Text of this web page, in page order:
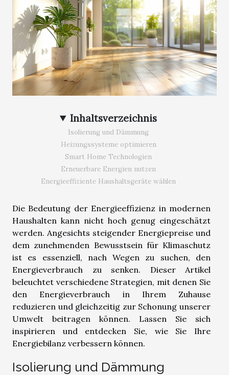
Inhaltsverzeichnis
Isolierung und Dämmung
Heizungssysteme optimieren
Smart Home Technologien
Erneuerbare Energien nutzen
Energieeffiziente Haushaltsgeräte wählen
Die Bedeutung der Energieeffizienz in modernen
Haushalten kann nicht hoch genug eingeschätzt
werden. Angesichts steigender Energiepreise und
dem zunehmenden Bewusstsein für Klimaschutz
ist es essenziell, nach Wegen zu suchen, den
Energieverbrauch zu senken. Dieser Artikel
beleuchtet verschiedene Strategien, mit denen Sie
den Energieverbrauch in Ihrem Zuhause
reduzieren und gleichzeitig zur Schonung unserer
Umwelt beitragen können. Lassen Sie sich
inspirieren und entdecken Sie, wie Sie Ihre
Energiebilanz verbessern können.
Isolierung und Dämmung